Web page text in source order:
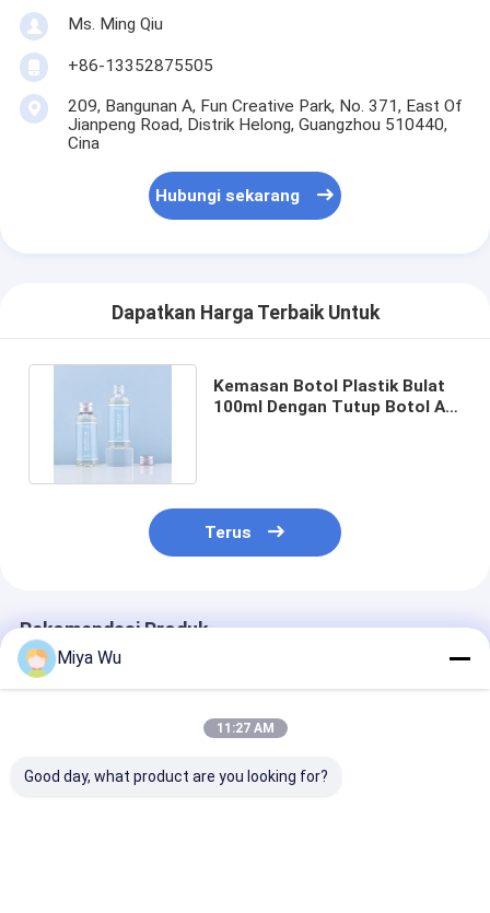
Ms. Ming Qiu
+86-13352875505
209, Bangunan A, Fun Creative Park, No. 371, East Of
Jianpeng Road, Distrik Helong, Guangzhou 510440,
Cina
Hubungi sekarang
Dapatkan Harga Terbaik Untuk
Kemasan Botol Plastik Bulat
100ml Dengan Tutup Botol Air
Terus
Rekomendasi Produk
Miya Wu
11:27 AM
Good day, what product are you looking for?